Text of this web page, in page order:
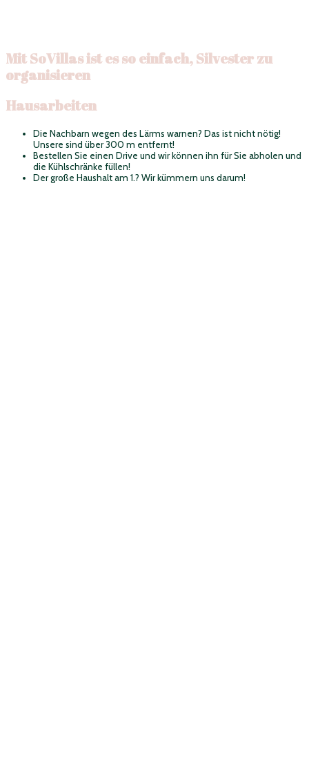
Mit SoVillas ist es so einfach, Silvester zu
organisieren
Hausarbeiten
Die Nachbarn wegen des Lärms warnen? Das ist nicht nötig!
Unsere sind über 300 m entfernt!
Bestellen Sie einen Drive und wir können ihn für Sie abholen und
die Kühlschränke füllen!
Der große Haushalt am 1.? Wir kümmern uns darum!